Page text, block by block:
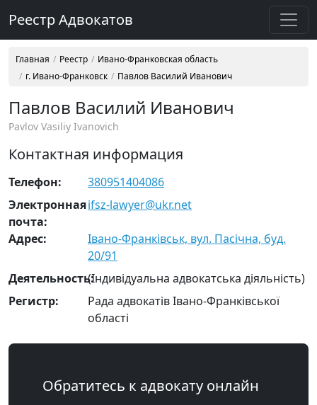
Реестр Адвокатов
Главная Реестр
Ивано-Франковская область
г. Ивано-Франковск
Павлов Василий Иванович
Павлов Василий Иванович
Pavlov Vasiliy Ivanovich
Контактная информация
Телефон:
380951404086
Электронная
почта:
ifsz-lawyer@ukr.net
Адрес:
Івано-Франківськ, вул. Пасічна, буд.
20/91
Деятельность:(Індивідуальна адвокатська діяльність)
Регистр:
Рада адвокатів Івано-Франківської
області
Обратитесь к адвокату онлайн